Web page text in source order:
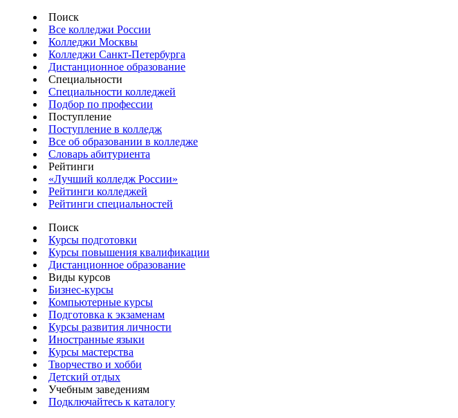
Поиск
Все колледжи России
Колледжи Москвы
Колледжи Санкт-Петербурга
Дистанционное образование
Специальности
Специальности колледжей
Подбор по профессии
Поступление
Поступление в колледж
Все об образовании в колледже
Словарь абитуриента
Рейтинги
«Лучший колледж России»
Рейтинги колледжей
Рейтинги специальностей
Поиск
Курсы подготовки
Курсы повышения квалификации
Дистанционное образование
Виды курсов
Бизнес-курсы
Компьютерные курсы
Подготовка к экзаменам
Курсы развития личности
Иностранные языки
Курсы мастерства
Творчество и хобби
Детский отдых
Учебным заведениям
Подключайтесь к каталогу